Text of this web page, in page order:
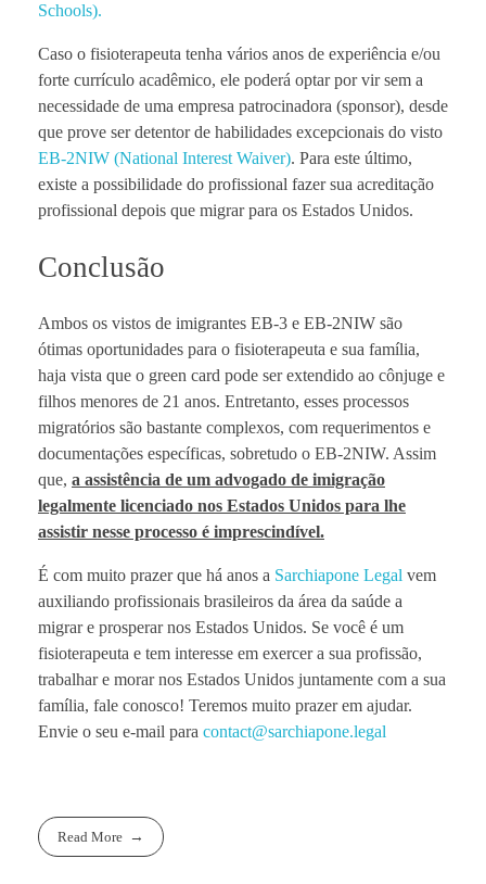
Schools).
Caso o fisioterapeuta tenha vários anos de experiência e/ou
forte currículo acadêmico, ele poderá optar por vir sem a
necessidade de uma empresa patrocinadora (sponsor), desde
que prove ser detentor de habilidades excepcionais do visto
EB-2NIW (National Interest Waiver). Para este último,
existe a possibilidade do profissional fazer sua acreditação
profissional depois que migrar para os Estados Unidos.
Conclusão
Ambos os vistos de imigrantes EB-3 e EB-2NIW são
ótimas oportunidades para o fisioterapeuta e sua família,
haja vista que o green card pode ser extendido ao cônjuge e
filhos menores de 21 anos. Entretanto, esses processos
migratórios são bastante complexos, com requerimentos e
documentações específicas, sobretudo o EB-2NIW. Assim
que, a assistência de um advogado de imigração
legalmente licenciado nos Estados Unidos para lhe
assistir nesse processo é imprescindível.
É com muito prazer que há anos a Sarchiapone Legal vem
auxiliando profissionais brasileiros da área da saúde a
migrar e prosperar nos Estados Unidos. Se você é um
fisioterapeuta e tem interesse em exercer a sua profissão,
trabalhar e morar nos Estados Unidos juntamente com a sua
família, fale conosco! Teremos muito prazer em ajudar.
Envie o seu e-mail para contact@sarchiapone.legal
Read More